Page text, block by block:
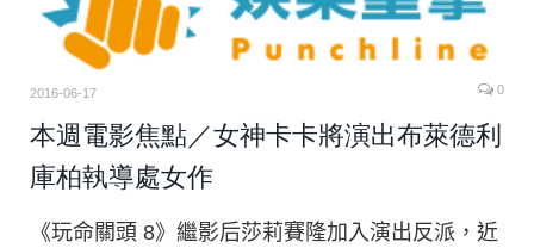
2016-06-17 0
本週電影焦點／女神卡卡將演出布萊德利
庫柏執導處女作
《玩命關頭 8》繼影后莎莉賽隆加入演出反派，近